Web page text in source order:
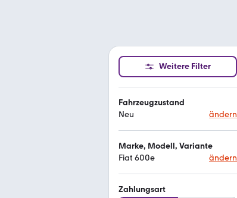
Weitere Filter
Fahrzeugzustand
Neu
ändern
Marke, Modell, Variante
Fiat 600e
ändern
Zahlungsart